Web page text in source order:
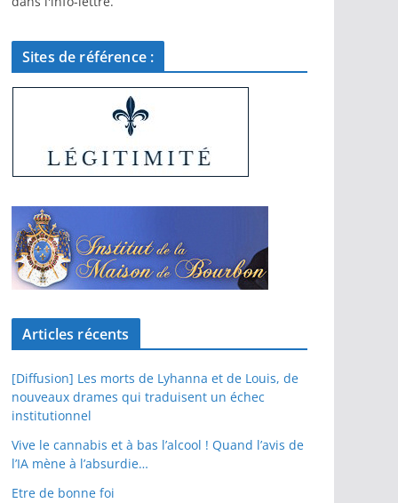
Sites de référence :
Articles récents
[Diffusion] Les morts de Lyhanna et de Louis, de
nouveaux drames qui traduisent un échec
institutionnel
Vive le cannabis et à bas l’alcool ! Quand l’avis de
l’IA mène à l’absurdie…
Etre de bonne foi